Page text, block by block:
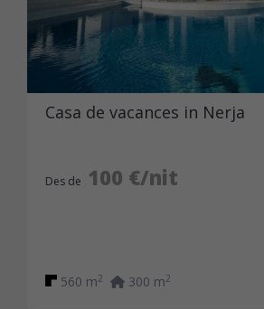
Casa de vacances in Nerja
Des de 100 €/nit
560 m2 300 m2